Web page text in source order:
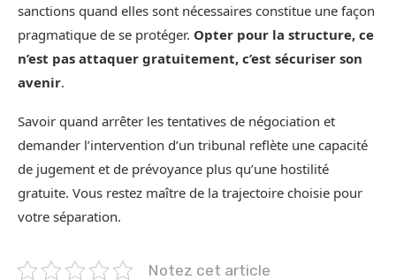
sanctions quand elles sont nécessaires constitue une façon
pragmatique de se protéger. Opter pour la structure, ce
n’est pas attaquer gratuitement, c’est sécuriser son
avenir.
Savoir quand arrêter les tentatives de négociation et
demander l’intervention d’un tribunal reflète une capacité
de jugement et de prévoyance plus qu’une hostilité
gratuite. Vous restez maître de la trajectoire choisie pour
votre séparation.
Notez cet article